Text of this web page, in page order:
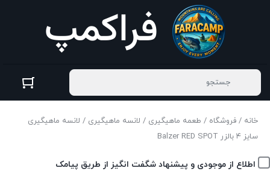
خانه / فروشگاه / طعمه ماهیگیری / لانسه ماهیگیری / لانسه ماهیگیری
سایز ۴ بالزر Balzer RED SPOT
اطلاع از موجودی و پیشنهاد شگفت انگیز از طریق پیامک